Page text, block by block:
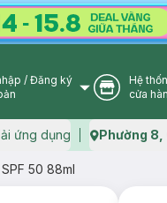
User Icon
/ Đăng ký
Hệ
cửa
ứng dụng Phường 8,
50 88ml